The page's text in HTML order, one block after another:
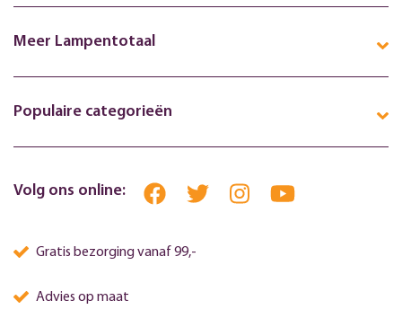
Meer Lampentotaal
Populaire categorieën
Volg ons online:
Gratis bezorging vanaf 99,-
Advies op maat